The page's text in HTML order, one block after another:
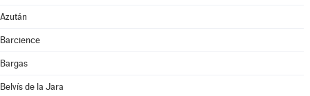
Azután
Barcience
Bargas
Belvís de la Jara